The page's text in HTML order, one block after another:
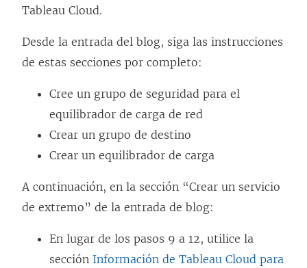
a
)
e
s
e
a
b
e
e
n
u
Tableau Cloud.
Desde la entrada del blog, siga las instrucciones
de estas secciones por completo:
Cree un grupo de seguridad para el
equilibrador de carga de red
Crear un grupo de destino
Crear un equilibrador de carga
A continuación, en la sección “Crear un servicio
de extremo” de la entrada de blog:
En lugar de los pasos 9 a 12, utilice la
sección Información de Tableau Cloud para